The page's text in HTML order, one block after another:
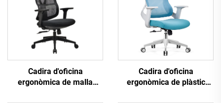
Cadira d'oficina
ergonòmica de malla
Cadira d'oficina
ergonòmica de plàstic